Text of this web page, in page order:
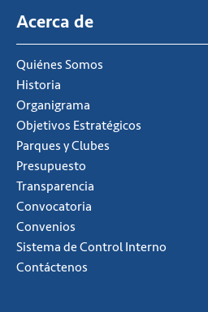
Acerca de
Quiénes Somos
Historia
Organigrama
Objetivos Estratégicos
Parques y Clubes
Presupuesto
Transparencia
Convocatoria
Convenios
Sistema de Control Interno
Contáctenos